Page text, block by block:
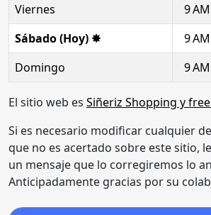
Viernes
9
Sábado (Hoy) ✸
9
Domingo
9
El sitio web es Siñeriz Shopping y
Si es necesario modificar cualquier
que no es acertado sobre este sitio,
un mensaje que lo corregiremos lo
Anticipadamente gracias por su